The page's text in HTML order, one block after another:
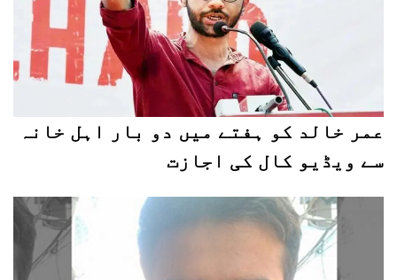
عمر خالد کو ہفتے میں دو بار اہل خانہ
سے ویڈیو کال کی اجازت